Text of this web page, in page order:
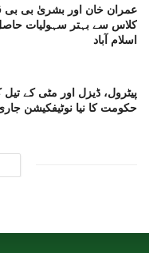
عمران خان اور بشریٰ بی بی
کلاس سے بہتر سہولیات
اسلام آباد
پیٹرول، ڈیزل اور مٹی کے
حکومت کا نیا نوٹیفکیشن